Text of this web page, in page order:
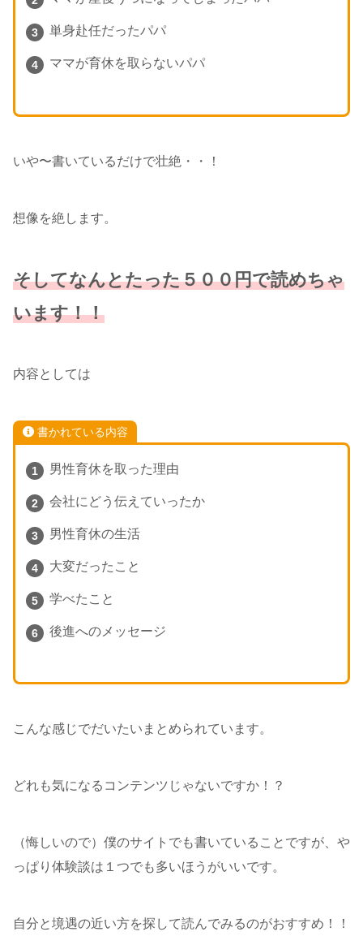
単身赴任だったパパ
ママが育休を取らないパパ
いや〜書いているだけで壮絶・・！
想像を絶します。
そしてなんとたった５００円で読めちゃ
います！！
内容としては
書かれている内容
男性育休を取った理由
会社にどう伝えていったか
男性育休の生活
大変だったこと
学べたこと
後進へのメッセージ
こんな感じでだいたいまとめられています。
どれも気になるコンテンツじゃないですか！？
（悔しいので）僕のサイトでも書いていることですが、や
っぱり体験談は１つでも多いほうがいいです。
自分と境遇の近い方を探して読んでみるのがおすすめ！！